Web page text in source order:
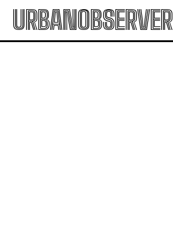
URBANOBSERVER